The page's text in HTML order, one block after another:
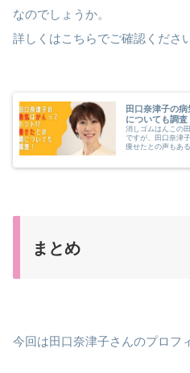
なのでしょうか。
詳しくはこちらでご確認ください
田口奈津子の
についても調査
消しゴムはんこの
ですが、田口奈津
痩せたとの声もあ
か。今回は田口奈
まとめ
今回は田口奈津子さんのプロフ